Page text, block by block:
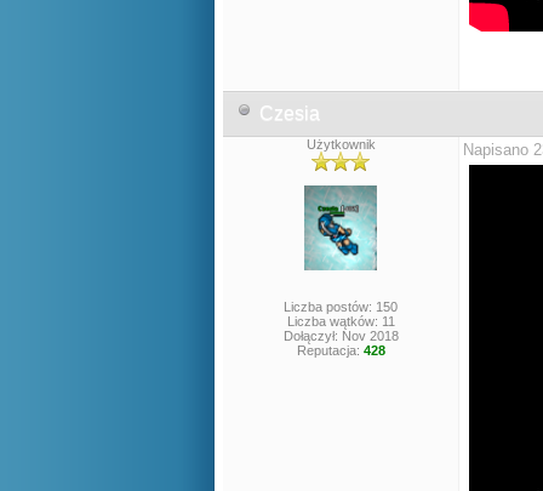
Czesia
Użytkownik
Liczba postów: 150
Liczba wątków: 11
Dołączył: Nov 2018
Reputacja: 428
Napisano